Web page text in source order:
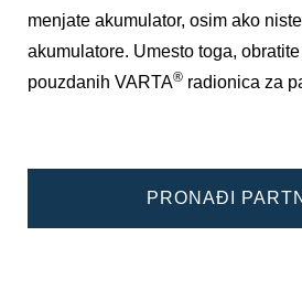
menjate akumulator, osim ako
akumulatore. Umesto toga,
pouzdanih VARTA® radionica za
PRONAĐI